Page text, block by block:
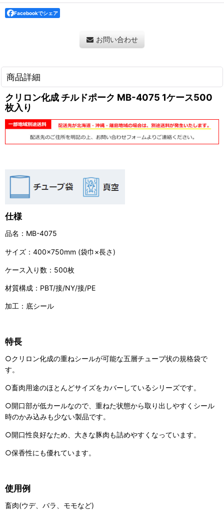
Facebookでシェア
お問い合わせ
商品詳細
クリロン化成 チルドポーク MB-4075 1ケース500
枚入り
仕様
品名：MB-4075
サイズ：400×750mm (袋巾×長さ)
ケース入り数：500枚
材質構成：PBT/接/NY/接/PE
加工：底シール
特長
○クリロン化成の重ねシールが可能な五層チューブ状の規格袋で
す。
○畜肉用途のほとんどサイズをカバーしているシリーズです。
○開口部が低カールなので、重ねた状態から取り出しやすくシール
時のかみ込みも少ない製品です。
○開口性良好なため、大きな豚肉も詰めやすくなっています。
○保香性にも優れています。
使用例
畜肉(ウデ、バラ、モモなど)